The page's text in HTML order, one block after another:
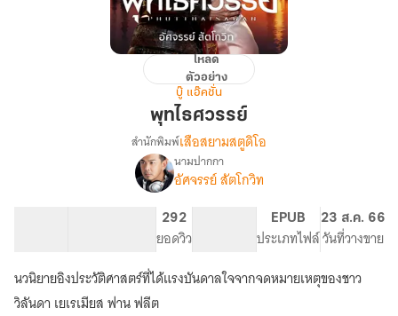
ศวรรย์
โหลด
ตัวอย่าง
บู๊ แอ๊คชั่น
พุทไธศวรรย์
เรื่อง
พุ
สำนักพิมพ์เสือสยามสตูดิโอ
นามปากกา
อัศจรรย์ สัตโกวิท
292
ยอดวิว
EPUB
ประเภทไฟล์
23 ส.ค. 66
วันที่วางขาย
นวนิยายอิงประวัติศาสตร์ที่ได้แรงบันดาลใจจากจดหมายเหตุของชาว
วิลันดา เยเรเมียส ฟาน ฟลีต